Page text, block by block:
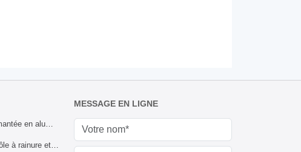
Plaque diamantée en aluminium
Bobine de tôle à rainure et languette en aluminium à 3 barres
MESSAGE EN LIGNE